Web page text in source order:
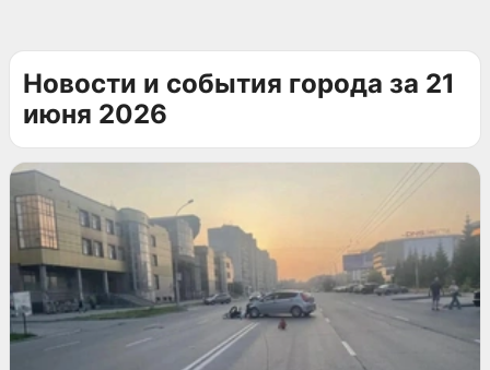
Новости и события города за 21
июня 2026